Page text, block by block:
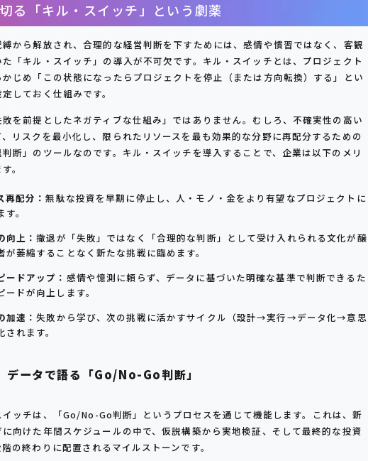
る「キル・スイッチ」という劇薬
から解放され、合理的な経営判断を下すためには、感情や慣習ではなく、客観
「キル・スイッチ」の導入が不可欠です。キル・スイッチとは、プロジェクト
じめ「この状態になったらプロジェクトを停止（または方向転換）する」とい
しておく仕組みです。
を前提としたネガティブな仕組み」ではありません。むしろ、不確実性の高い
リスクを最小化し、限られたリソースを最も効果的な分野に再配分するための
判断」のツールなのです。キル・スイッチを導入することで、企業は以下のメリ
。
再配分：無駄な投資を早期に停止し、人・モノ・金をより有望なプロジェクトに
。
向上：撤退が「失敗」ではなく「合理的な判断」として受け入れられる文化が醸
が萎縮することなく新たな挑戦に臨めます。
ードアップ： 感情や憶測に頼らず、データに基づいた明確な基準で判断できるた
ドが向上します。
加速：失敗から学び、次の挑戦に活かすサイクル（設計→実行→データ化→意思
れます。
データで語る「Go/No-Go判断」
ッチは、「Go/No-Go判断」というプロセスを通じて機能します。これは、新
向けた年間スケジュールの中で、仮説構築から実地検証、そして最終的な投資
の終わりに配置されるマイルストーンです。